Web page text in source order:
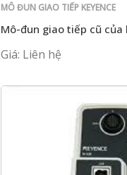
MÔ ĐUN GIAO TIẾP KEYENCE
Mô-đun giao tiếp cũ của
Giá: Liên hệ